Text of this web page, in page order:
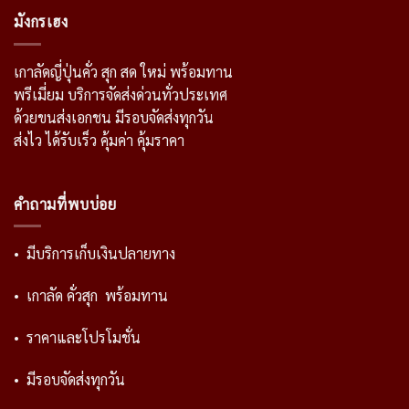
มังกรเฮง
เกาลัดญี่ปุ่นคั่ว สุก สด ใหม่ พร้อมทาน
พรีเมี่ยม บริการจัดส่งด่วนทั่วประเทศ
ด้วยขนส่งเอกชน มีรอบจัดส่งทุกวัน
ส่งไว ได้รับเร็ว คุ้มค่า คุ้มราคา
คำถามที่พบบ่อย
• มีบริการเก็บเงินปลายทาง
• เกาลัด คั่วสุก พร้อมทาน
• ราคาและโปรโมชั่น
• มีรอบจัดส่งทุกวัน